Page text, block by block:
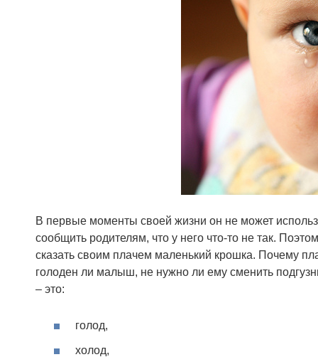
В первые моменты своей жизни он не может
сообщить родителям, что у него что-то не так.
сказать своим плачем маленький крошка. Почему
голоден ли малыш, не нужно ли ему сменить
– это:
голод,
холод,